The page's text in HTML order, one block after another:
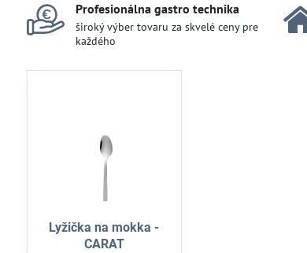
Profesionálna gastro technika
široký výber tovaru za skvelé ceny pre
každého
Lyžička na mokka -
CARAT